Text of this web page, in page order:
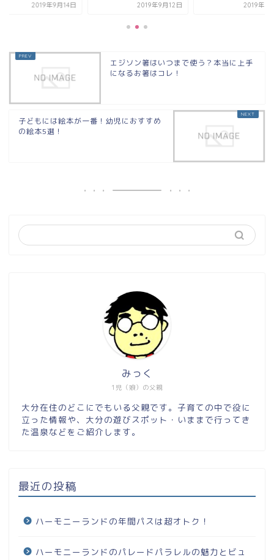
2019年9月14日 2019年9月12日 2019年9
エジソン箸はいつまで使う？本当に上手
になるお箸はコレ！
子どもには絵本が一番！幼児におすすめ
の絵本5選！
1児（娘）の父親
みっく
大分在住のどこにでもいる父親です。子育ての中で役に
立った情報や、大分の遊びスポット・いままで行ってき
た温泉などをご紹介します。
最近の投稿
ハーモニーランドの年間パスは超オトク！
ハーモニーランドのパレードパラレルの魅力とビュ